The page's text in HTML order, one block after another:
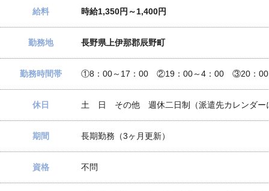
給料 時給1,350円～1,400円
勤務地 長野県上伊那郡辰野町
勤務時間帯 ①8：00～17：00 ②19：00～4：00 ③20：
休日 土 日 その他 週休二日制（派遣先カレンダー
期間 長期勤務（3ヶ月更新）
資格 不問